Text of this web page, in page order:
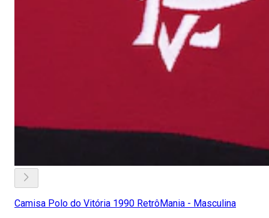
Camisa Polo do Vitória 1990 RetrôMania - Masculina